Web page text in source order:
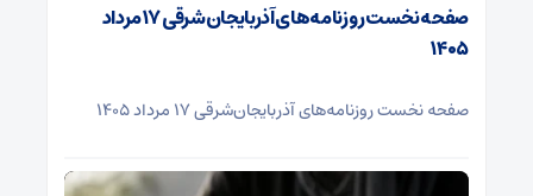
صفحه نخست روزنامه‌های آذربایجان‌شرقی ۱۷ مرداد
۱۴۰۵
صفحه نخست روزنامه‌های آذربایجان‌شرقی ۱۷ مرداد ۱۴۰۵